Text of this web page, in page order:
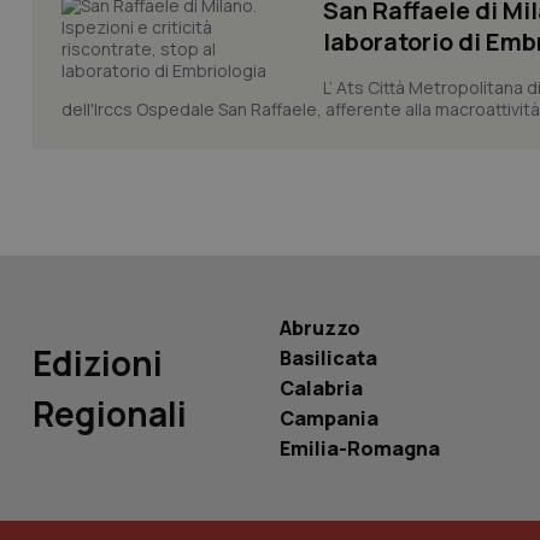
San Raffaele di
laboratorio di
L’ Ats Città Metropolitana
dell'Irccs Ospedale San Raffaele, afferente alla
Edizioni
Regionali
Abruzzo
Basilicata
Calabria
Campania
Emilia-Romagna
tracking-sites-
tracking-enable